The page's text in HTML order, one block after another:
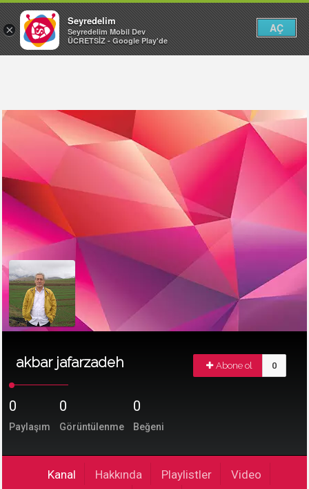
akbar jafarzadeh Abone ol 0
0
Paylaşım
0
Görüntülenme
0
Beğeni
Kanal Hakkında Playlistler
Video
×
Seyredelim
Seyredelim Mobil Dev
ÜCRETSİZ - Google Play'de
AÇ